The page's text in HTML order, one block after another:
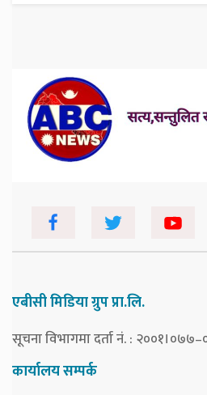
एबीसी मिडिया ग्रुप प्रा.लि.
सूचना विभागमा दर्ता नं. :
कार्यालय सम्पर्क